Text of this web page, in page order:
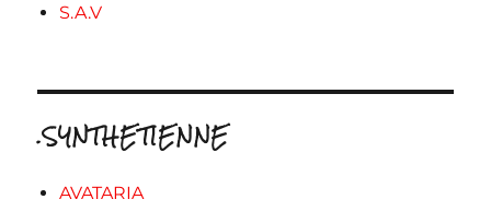
S.A.V
.SYNTHETIENNE
AVATARIA